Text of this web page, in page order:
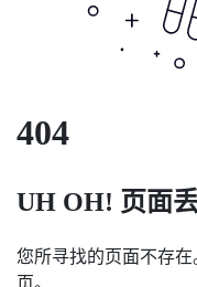
404
UH OH! 页面
您所寻找的页面不存